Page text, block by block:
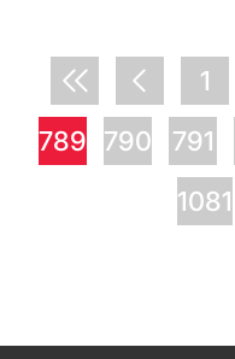
1
789
790 791
1081